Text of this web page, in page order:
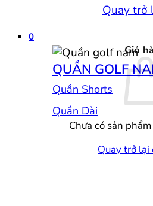
Quay trở
0
Giỏ
Chưa có sản
Quay trở lại
QUẦN GOLF
Quần Shorts
Quần Dài